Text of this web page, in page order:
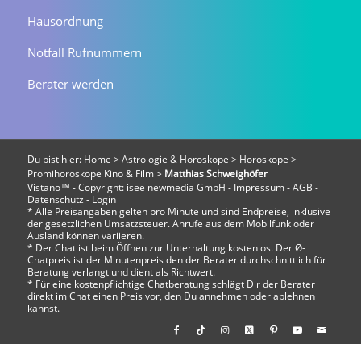
Hausordnung
Notfall Rufnummern
Berater werden
Du bist hier: Home > Astrologie & Horoskope > Horoskope >
Promihoroskope Kino & Film> Matthias Schweighöfer
Vistano™ - Copyright: isee newmedia GmbH - Impressum-AGB -
Datenschutz - Login
* Alle Preisangaben gelten pro Minute und sind Endpreise, inklusive
der gesetzlichen Umsatzsteuer. Anrufe aus dem Mobilfunk oder
Ausland können variieren.
* Der Chat ist beim Öffnen zur Unterhaltung kostenlos. Der Ø-
Chatpreis ist der Minutenpreis den der Berater durchschnittlich für
Beratung verlangt und dient als Richtwert.
* Für eine kostenpflichtige Chatberatung schlägt Dir der Berater
direkt im Chat einen Preis vor, den Du annehmen oder ablehnen
kannst.